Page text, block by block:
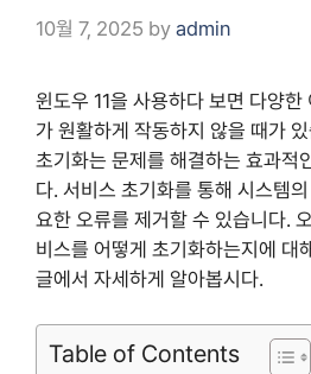
10월 7, 2025 by admin
윈도우 11을 사용하다 보면 다양
가 원활하게 작동하지 않을 때가
초기화는 문제를 해결하는 효과적
다. 서비스 초기화를 통해 시스템
요한 오류를 제거할 수 있습니다.
비스를 어떻게 초기화하는지에 대
글에서 자세하게 알아봅시다.
Table of Contents